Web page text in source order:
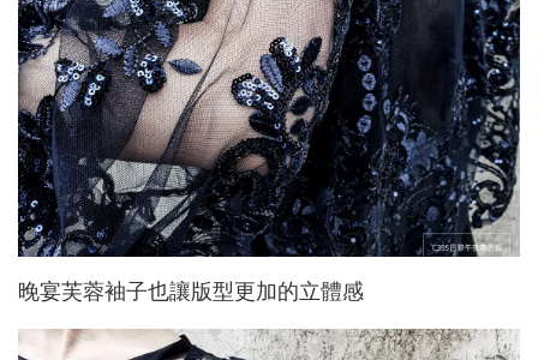
晚宴芙蓉袖子也讓版型更加的立體感